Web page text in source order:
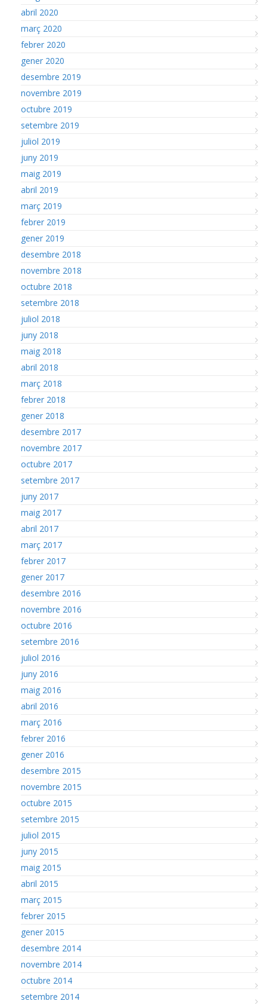
abril 2020
març 2020
febrer 2020
gener 2020
desembre 2019
novembre 2019
octubre 2019
setembre 2019
juliol 2019
juny 2019
maig 2019
abril 2019
març 2019
febrer 2019
gener 2019
desembre 2018
novembre 2018
octubre 2018
setembre 2018
juliol 2018
juny 2018
maig 2018
abril 2018
març 2018
febrer 2018
gener 2018
desembre 2017
novembre 2017
octubre 2017
setembre 2017
juny 2017
maig 2017
abril 2017
març 2017
febrer 2017
gener 2017
desembre 2016
novembre 2016
octubre 2016
setembre 2016
juliol 2016
juny 2016
maig 2016
abril 2016
març 2016
febrer 2016
gener 2016
desembre 2015
novembre 2015
octubre 2015
setembre 2015
juliol 2015
juny 2015
maig 2015
abril 2015
març 2015
febrer 2015
gener 2015
desembre 2014
novembre 2014
octubre 2014
setembre 2014